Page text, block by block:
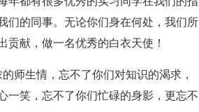
们的同事。无论你们身在何处，我们所
献，做一名优秀的白衣天使！
师生情，忘不了你们对知识的渴求，
一笑，忘不了你们忙碌的身影，更忘不